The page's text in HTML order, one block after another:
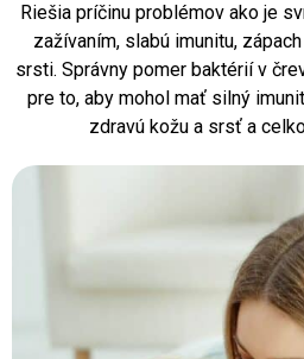
Riešia príčinu problémov ako je
zažívaním, slabú imunitu,
srsti. Správny pomer baktérií v
pre to, aby mohol mať silný
zdravú kožu a srsť a